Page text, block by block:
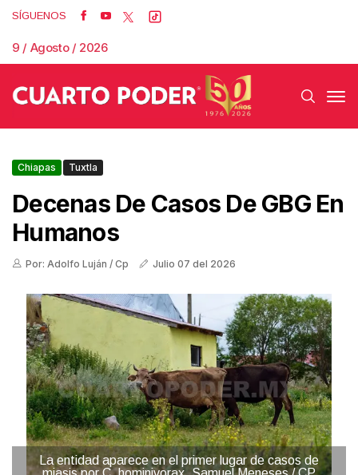
SÍGUENOS
9 / Agosto / 2026
Chiapas Tuxtla
Decenas De Casos De GBG En
Humanos
Por: Adolfo Luján / Cp Julio 07 del 2026
La entidad aparece en el primer lugar de casos de